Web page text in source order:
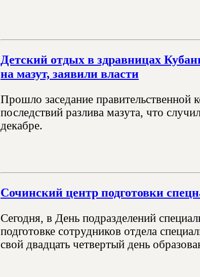
Детский отдых в здравницах
на мазут, заявили власти
Прошло заседание правительственной
последствий разлива мазута, что
декабре.
Сочинский центр подготовки
Сегодня, в День подразделений
подготовке сотрудников отдела
свой двадцать четвертый день